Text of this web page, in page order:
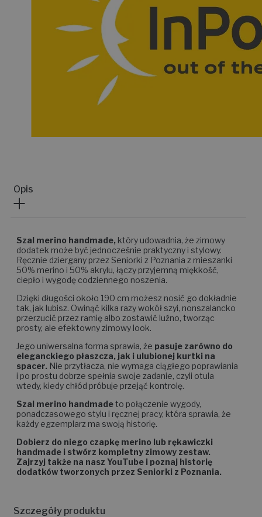
Opis
Szal merino handmade, który udowadnia, że zimowy
dodatek może być jednocześnie praktyczny i stylowy.
Ręcznie dziergany przez Seniorki z Poznania z mieszanki
50% merino i 50% akrylu, łączy przyjemną miękkość,
ciepło i wygodę codziennego noszenia.
Dzięki długości około 190 cm możesz nosić go dokładnie
tak, jak lubisz. Owinąć kilka razy wokół szyi, nonszalancko
przerzucić przez ramię albo zostawić luźno, tworząc
prosty, ale efektowny zimowy look.
Jego uniwersalna forma sprawia, że pasuje zarówno do
eleganckiego płaszcza, jak i ulubionej kurtki na
spacer. Nie przytłacza, nie wymaga ciągłego poprawiania
i po prostu dobrze spełnia swoje zadanie, czyli otula
wtedy, kiedy chłód próbuje przejąć kontrolę.
Szal merino handmadeto połączenie wygody,
ponadczasowego stylu i ręcznej pracy, która sprawia, że
każdy egzemplarz ma swoją historię.
Dobierz do niego czapkę merino lub rękawiczki
handmade i stwórz kompletny zimowy zestaw.
Zajrzyj także na nasz YouTube i poznaj historię
dodatków tworzonych przez Seniorki z Poznania.
Szczegóły produktu